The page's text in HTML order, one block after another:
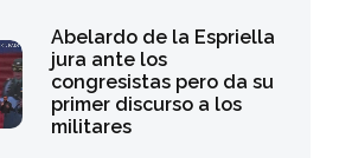
Abelardo de la Espriella
jura ante los
congresistas pero da su
primer discurso a los
militares